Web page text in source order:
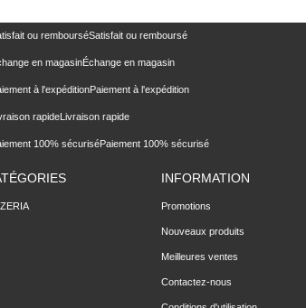
Satisfait ou remboursé
Échange en magasin
Paiement à l'expédition
Livraison rapide
Paiement 100% sécurisé
INFORMATION
Promotions
Nouveaux produits
Meilleures ventes
Contactez-nous